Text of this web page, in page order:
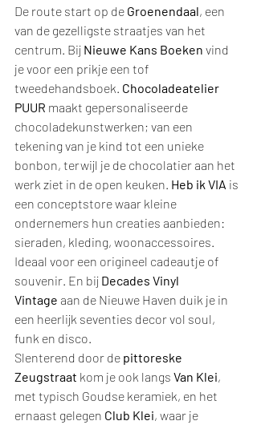
De route start op de Groenendaal, een
van de gezelligste straatjes van het
centrum. Bij Nieuwe Kans Boeken vind
je voor een prikje een tof
tweedehandsboek. Chocoladeatelier
PUUR maakt gepersonaliseerde
chocoladekunstwerken; van een
tekening van je kind tot een unieke
bonbon, terwijl je de chocolatier aan het
werk ziet in de open keuken. Heb ik VIA is
een conceptstore waar kleine
ondernemers hun creaties aanbieden:
sieraden, kleding, woonaccessoires.
Ideaal voor een origineel cadeautje of
souvenir. En bij Decades Vinyl
Vintage aan de Nieuwe Haven duik je in
een heerlijk seventies decor vol soul,
funk en disco.
Slenterend door de pittoreske
Zeugstraat kom je ook langs Van Klei,
met typisch Goudse keramiek, en het
ernaast gelegen Club Klei, waar je